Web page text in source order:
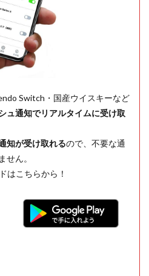
Switch・国産ウイスキーなど
ュ通知でリアルタイムに受け取
知が受け取れるので、不要な通
せん。
はこちらから！